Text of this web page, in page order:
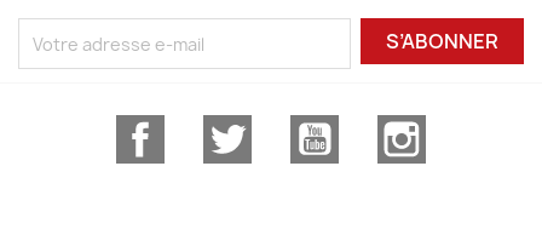
S’ABONNER
Facebook Twitter YouTube